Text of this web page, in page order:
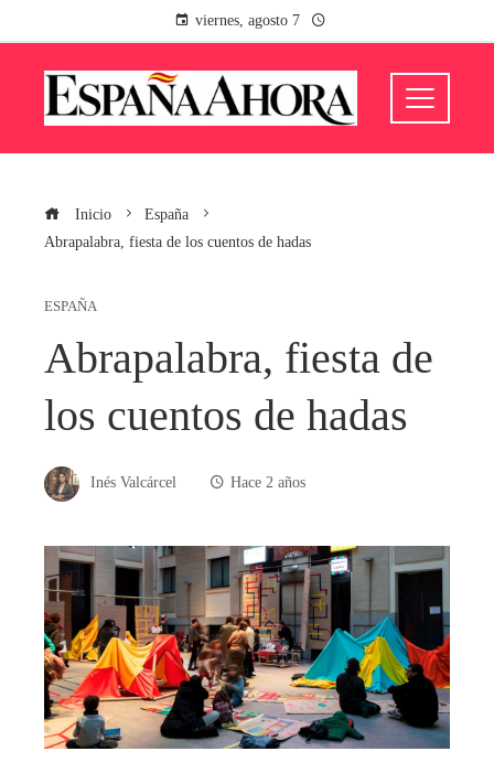
viernes, agosto 7
Inicio
España
Abrapalabra, fiesta de los cuentos de hadas
ESPAÑA
Abrapalabra, fiesta de
los cuentos de hadas
Inés Valcárcel Hace 2 años